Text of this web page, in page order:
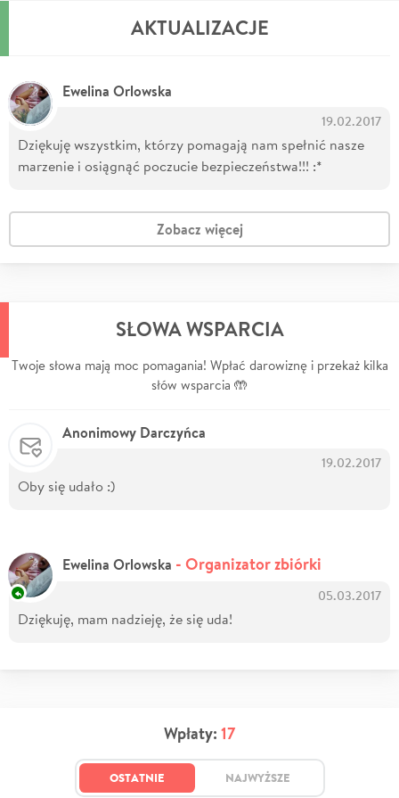
AKTUALIZACJE
Ewelina Orlowska
19.02.2017
Dziękuję wszystkim, którzy pomagają nam spełnić nasze
marzenie i osiągnąć poczucie bezpieczeństwa!!! :*
Zobacz więcej
SŁOWA WSPARCIA
Twoje słowa mają moc pomagania! Wpłać darowiznę i przekaż kilka
słów wsparcia 🤲
Anonimowy Darczyńca
19.02.2017
Oby się udało :)
Ewelina Orlowska - Organizator zbiórki
05.03.2017
Dziękuję, mam nadzieję, że się uda!
Wpłaty: 17
OSTATNIE NAJWYŻSZE